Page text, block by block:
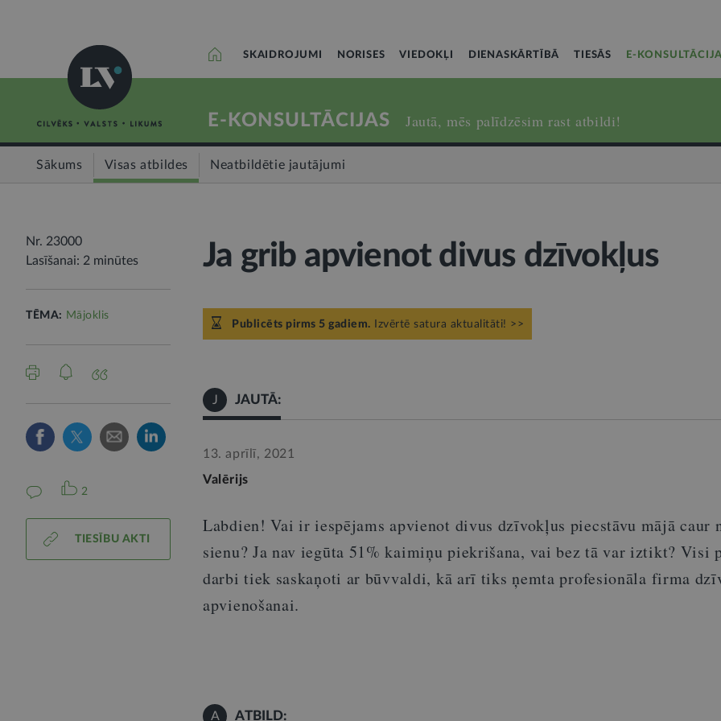
SKAIDROJUMI NORISES VIEDOKĻI DIENASKĀRTĪBĀ TIESĀS E-
E-KONSULTĀCIJAS Jautā, mēs palīdzēsim rast atbildi!
Sākums Visas atbildes Neatbildētie jautājumi
Nr. 23000
Lasīšanai: 2 minūtes
TĒMA: Mājoklis
2
TIESĪBU AKTI
Ja grib apvienot divus dzīvokļus
Publicēts pirms 5 gadiem. Izvērtē satura aktualitāti! >>
J JAUTĀ:
13. aprīlī, 2021
Valērijs
Labdien! Vai ir iespējams apvienot divus dzīvokļus piecstāvu mājā caur
sienu? Ja nav iegūta 51% kaimiņu piekrišana, vai bez tā var iztikt? Visi
darbi tiek saskaņoti ar būvvaldi, kā arī tiks ņemta profesionāla firma
apvienošanai.
A ATBILD: